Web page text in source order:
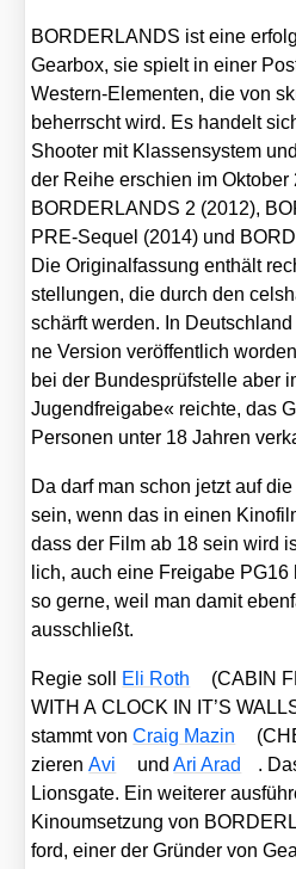
BORDERLANDS ist eine
Gear­box, sie spielt in einer
Wes­tern-Ele­men­ten, die von
beherrscht wird. Es han­delt
Shoo­ter mit Klas­sen­sys­tem
der Rei­he erschien im Okto­ber
BORDERLANDS 2 (2012),
PRE-Sequel (2014) und
Die Ori­gi­nal­fas­sung ent­hält
stel­lun­gen, die durch den
schärft wer­den. In
ne Ver­si­on ver­öf­fent­lich
bei der Bun­des­prüf­stel­le aber
Jugend­frei­ga­be« reich­te, das
Per­so­nen unter 18 Jah­ren
Da darf man schon jetzt auf
sein, wenn das in einen
dass der Film ab 18 sein wird
lich, auch eine Frei­ga­be
so ger­ne, weil man damit
aus­schließt.
Regie soll Eli Roth
(CABIN
WITH A CLOCK IN IT’S
stammt vonCraig Mazin
zie­renAvi undAri Arad
.
Lions­gate. Ein wei­te­rer
Kino­um­set­zung von
ford, einer der Grün­der von